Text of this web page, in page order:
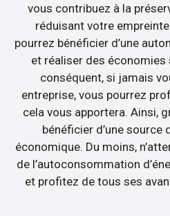
vous contribuez à la
réduisant votre
pourrez bénéficier d’une
et réaliser des économies
conséquent, si jamais
entreprise, vous pourrez
cela vous apportera. Ainsi,
bénéficier d’une source
économique. Du moins,
de l’autoconsommation
et profitez de tous ses